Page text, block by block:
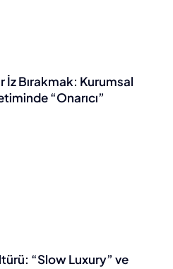
Bırakmak: Kurumsal
“Onarıcı”
“Slow Luxury” ve